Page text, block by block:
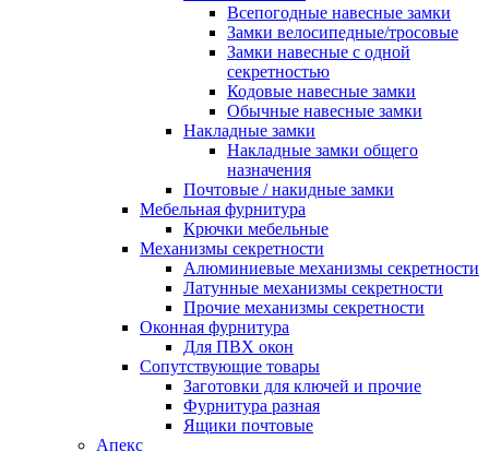
Всепогодные навесные замки
Замки велосипедные/тросовые
Замки навесные с одной
секретностью
Кодовые навесные замки
Обычные навесные замки
Накладные замки
Накладные замки общего
назначения
Почтовые / накидные замки
Мебельная фурнитура
Крючки мебельные
Механизмы секретности
Алюминиевые механизмы секретности
Латунные механизмы секретности
Прочие механизмы секретности
Оконная фурнитура
Для ПВХ окон
Сопутствующие товары
Заготовки для ключей и прочие
Фурнитура разная
Ящики почтовые
Апекс